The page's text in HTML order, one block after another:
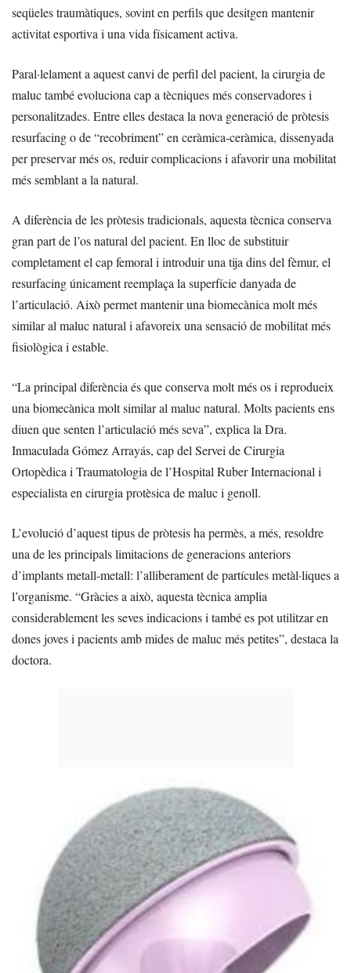
seqüeles traumàtiques, sovint en perfils que desitgen mantenir
activitat esportiva i una vida físicament activa.
Paral·lelament a aquest canvi de perfil del pacient, la cirurgia de
maluc també evoluciona cap a tècniques més conservadores i
personalitzades. Entre elles destaca la nova generació de pròtesis
resurfacing o de “recobriment” en ceràmica-ceràmica, dissenyada
per preservar més os, reduir complicacions i afavorir una mobilitat
més semblant a la natural.
A diferència de les pròtesis tradicionals, aquesta tècnica conserva
gran part de l’os natural del pacient. En lloc de substituir
completament el cap femoral i introduir una tija dins del fèmur, el
resurfacing únicament reemplaça la superfície danyada de
l’articulació. Això permet mantenir una biomecànica molt més
similar al maluc natural i afavoreix una sensació de mobilitat més
fisiològica i estable.
“La principal diferència és que conserva molt més os i reprodueix
una biomecànica molt similar al maluc natural. Molts pacients ens
diuen que senten l’articulació més seva”, explica la Dra.
Inmaculada Gómez Arrayás, cap del Servei de Cirurgia
Ortopèdica i Traumatologia de l’Hospital Ruber Internacional i
especialista en cirurgia protèsica de maluc i genoll.
L’evolució d’aquest tipus de pròtesis ha permès, a més, resoldre
una de les principals limitacions de generacions anteriors
d’implants metall-metall: l’alliberament de partícules metàl·liques a
l’organisme. “Gràcies a això, aquesta tècnica amplia
considerablement les seves indicacions i també es pot utilitzar en
dones joves i pacients amb mides de maluc més petites”, destaca la
doctora.